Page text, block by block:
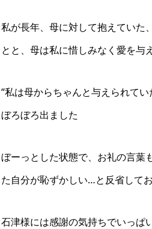
私が長年、母に対して抱えていた
とと、母は私に惜しみなく愛を与
“私は母からちゃんと与えられて
ぼろぼろ出ました
ぼーっとした状態で、お礼の言葉
た自分が恥ずかしい…と反省して
石津様には感謝の気持ちでいっぱ